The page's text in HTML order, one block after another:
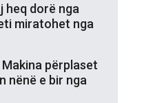
heq dorë nga
miratohet nga
përplaset
nënë e bir nga